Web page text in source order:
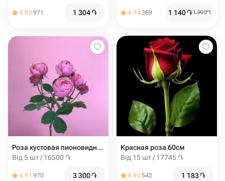
4.90971 1 304֏ 4.94369 1 140֏1 900֏
Роза кустовая пионовидная Сильва Пинк от 5шт
Від 5 шт / 16500 ֏
4.91 970 3 300֏
Красная роза 60см
Від 15 шт / 17745 ֏
4.95542 1 183֏